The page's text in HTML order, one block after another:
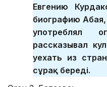
Евгению
биографию
употреблял
рассказывал
уехать из
сұрақ береді.